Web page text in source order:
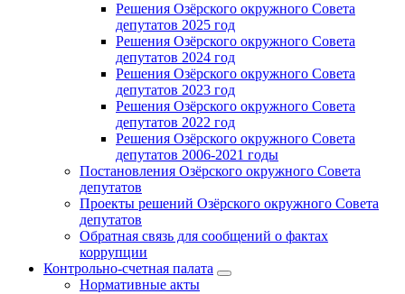
Решения Озёрского окружного Совета
депутатов 2025 год
Решения Озёрского окружного Совета
депутатов 2024 год
Решения Озёрского окружного Совета
депутатов 2023 год
Решения Озёрского окружного Совета
депутатов 2022 год
Решения Озёрского окружного Совета
депутатов 2006-2021 годы
Постановления Озёрского окружного Совета
депутатов
Проекты решений Озёрского окружного Совета
депутатов
Обратная связь для сообщений о фактах
коррупции
Контрольно-счетная палата
Нормативные акты